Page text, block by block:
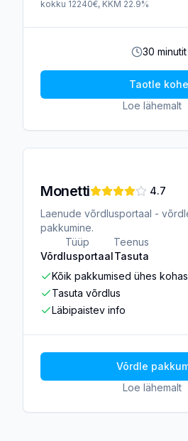
kokku 12240€, KKM 22.9%
30 minutit
Taotle kohe
Loe lähemalt
Monetti
4.7
Laenude võrdlusportaal -
pakkumine.
Tüüp
Võrdlusportaal
Teenus
Tasuta
Kõik pakkumised ühes kohas
Tasuta võrdlus
Läbipaistev info
Võrdle
Loe lähemalt